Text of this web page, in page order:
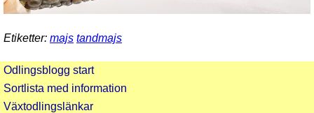
Etiketter: majs tandmajs
Odlingsblogg start
Sortlista med information
Växtodlingslänkar